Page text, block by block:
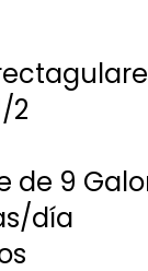
2
de 9
día